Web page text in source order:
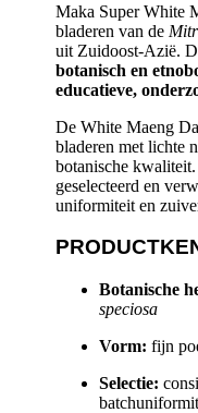
Maka Super White
bladeren van de
uit Zuidoost-Azië.
botanisch en
educatieve,
De White Maeng
bladeren met lichte
botanische
geselecteerd en
uniformiteit en
Botanische
speciosa
Vorm: fijn
Selectie: